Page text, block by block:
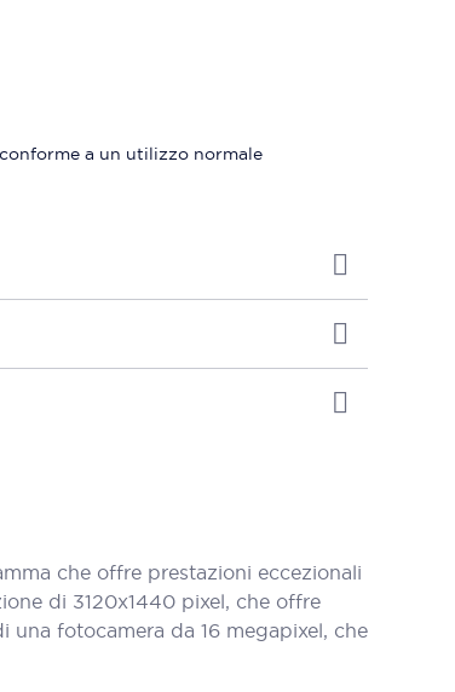
a un utilizzo normale
che offre prestazioni eccezionali
di 3120x1440 pixel, che offre
una fotocamera da 16 megapixel, che